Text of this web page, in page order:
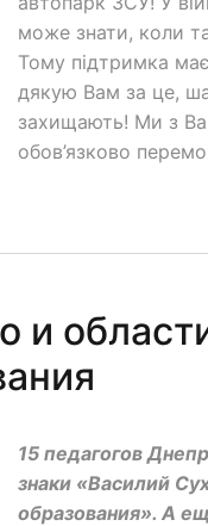
може знати, коли
Тому підтримка
дякую Вам за це,
захищають! Ми з
обов’язково
и
15 педагогов
знаки «Василий
образования». А